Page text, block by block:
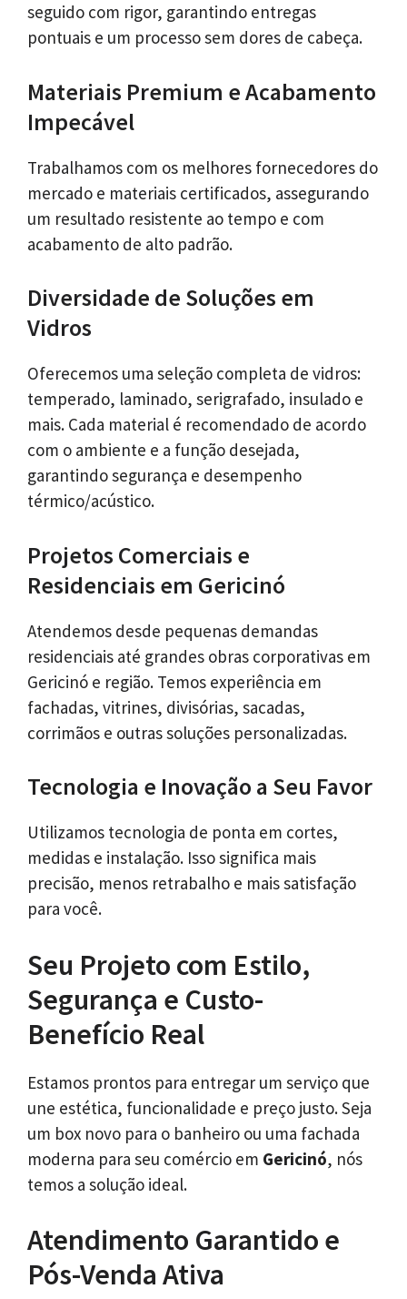
seguido com rigor, garantindo entregas
pontuais e um processo sem dores de cabeça.
Materiais Premium e Acabamento
Impecável
Trabalhamos com os melhores fornecedores do
mercado e materiais certificados, assegurando
um resultado resistente ao tempo e com
acabamento de alto padrão.
Diversidade de Soluções em
Vidros
Oferecemos uma seleção completa de vidros:
temperado, laminado, serigrafado, insulado e
mais. Cada material é recomendado de acordo
com o ambiente e a função desejada,
garantindo segurança e desempenho
térmico/acústico.
Projetos Comerciais e
Residenciais em Gericinó
Atendemos desde pequenas demandas
residenciais até grandes obras corporativas em
Gericinó e região. Temos experiência em
fachadas, vitrines, divisórias, sacadas,
corrimãos e outras soluções personalizadas.
Tecnologia e Inovação a Seu Favor
Utilizamos tecnologia de ponta em cortes,
medidas e instalação. Isso significa mais
precisão, menos retrabalho e mais satisfação
para você.
Seu Projeto com Estilo,
Segurança e Custo-
Benefício Real
Estamos prontos para entregar um serviço que
une estética, funcionalidade e preço justo. Seja
um box novo para o banheiro ou uma fachada
moderna para seu comércio em Gericinó, nós
temos a solução ideal.
Atendimento Garantido e
Pós-Venda Ativa